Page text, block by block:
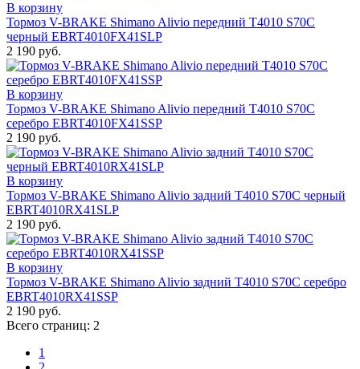
В корзину
Тормоз V-BRAKE Shimano Alivio передний T4010 S70С
черный EBRT4010FX41SLP
2 190 руб.
В корзину
Тормоз V-BRAKE Shimano Alivio передний T4010 S70С
серебро EBRT4010FX41SSP
2 190 руб.
В корзину
Тормоз V-BRAKE Shimano Alivio задний T4010 S70С черный
EBRT4010RX41SLP
2 190 руб.
В корзину
Тормоз V-BRAKE Shimano Alivio задний T4010 S70С серебро
EBRT4010RX41SSP
2 190 руб.
Всего страниц: 2
1